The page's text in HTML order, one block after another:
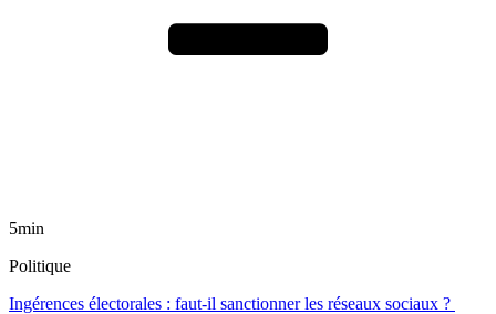
5min
Politique
Ingérences électorales : faut-il sanctionner les réseaux sociaux ?